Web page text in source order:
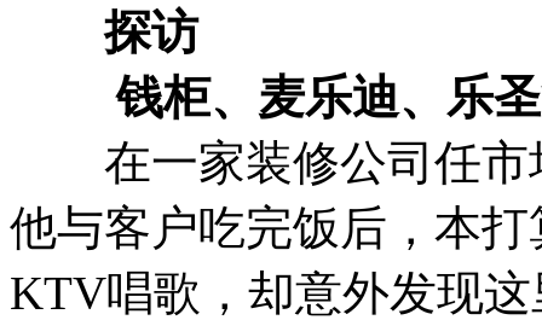
探访
钱柜、麦乐迪、乐
在一家装修公司任市
他与客户吃完饭后，本
KTV唱歌，却意外发现